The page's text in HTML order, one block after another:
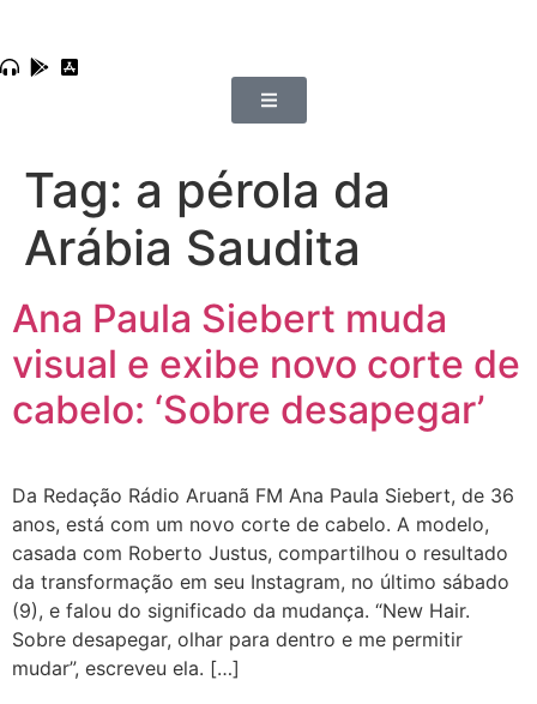
Tag: a pérola da
Arábia Saudita
Ana Paula Siebert muda
visual e exibe novo corte de
cabelo: ‘Sobre desapegar’
Da Redação Rádio Aruanã FM Ana Paula Siebert, de 36
anos, está com um novo corte de cabelo. A modelo,
casada com Roberto Justus, compartilhou o resultado
da transformação em seu Instagram, no último sábado
(9), e falou do significado da mudança. “New Hair.
Sobre desapegar, olhar para dentro e me permitir
mudar”, escreveu ela. […]